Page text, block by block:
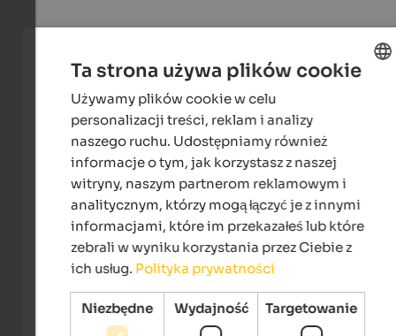
Ta strona używa plików cookie
Używamy plików cookie w celu
personalizacji treści, reklam i analizy
naszego ruchu. Udostępniamy również
informacje o tym, jak korzystasz z naszej
witryny, naszym partnerom reklamowym i
analitycznym, którzy mogą łączyć je z innymi
informacjami, które im przekazałeś lub które
zebrali w wyniku korzystania przez Ciebie z
ich usług. Polityka prywatności
Niezbędne Wydajność Targetowanie